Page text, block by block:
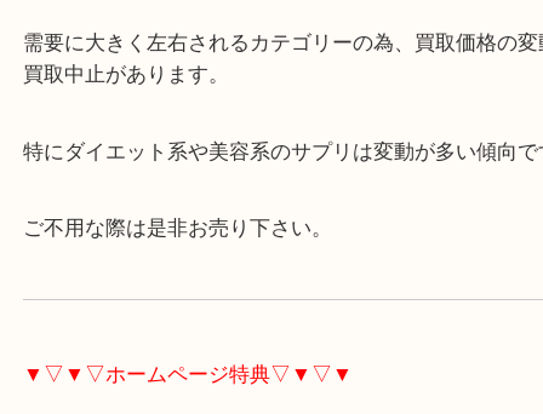
賞味期限は一定期間を下回ると減額又は買取不可と
需要に大きく左右されるカテゴリーの為、買取価
買取中止があります。